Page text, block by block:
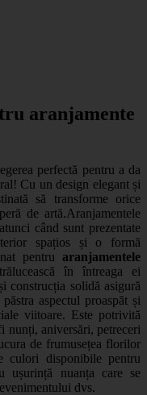
aranjamente
perfectă pentru a da
Cu un design elegant și
să transforme orice
de artă.Aranjamentele
când sunt prezentate
spațios și o formă
pentru aranjamentele
în întreaga ei
construcția solidă asigură
aspectul proaspăt și
viitoare. Este potrivită
nunți, aniversări, petreceri
de frumusețea florilor
culori disponibile pentru
ușurință nuanța care se
dvs.